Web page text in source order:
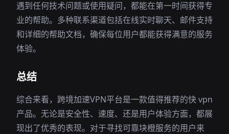
遇到任何技术问题或使用疑问，都能在第一时间获得专
业的帮助。多种联系渠道包括在线实时聊天、邮件支持
和详细的帮助文档，确保每位用户都能获得满意的服务
体验。
总结
综合来看，跨境加速VPN平台是一款值得推荐的快 vpn
产品。无论是安全性、速度、还是用户体验方面，都展
现出了优秀的表现。对于寻找可靠块橙服务的用户来